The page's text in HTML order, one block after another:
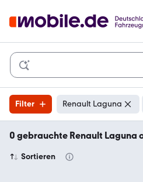
Filter Renault Laguna
0 gebrauchte Renault Laguna
Sortieren